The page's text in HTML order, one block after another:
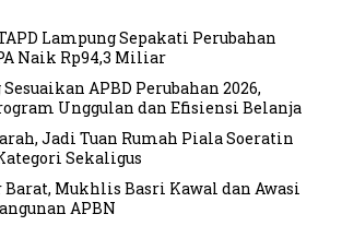
Lampung Sepakati Perubahan
Naik Rp94,3 Miliar
APBD Perubahan 2026,
Unggulan dan Efisiensi Belanja
Jadi Tuan Rumah Piala Soeratin
Sekaligus
Barat, Mukhlis Basri Kawal dan Awasi
APBN